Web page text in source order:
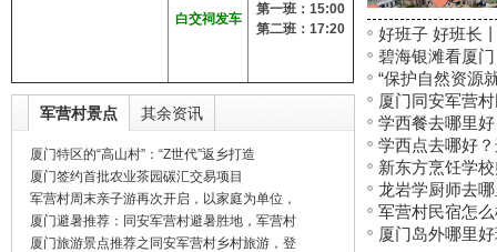
白交祠发车
第一班：15:00
第二班：17:20
军营村景点 其余资讯
厦门特区的“高山村”：“Z世代”返乡打造
厦门签约首批农业茶园碳汇交易项目
军营村周末亲子游再次开启，以家庭为单位，
厦门避暑推荐：同安军营村避暑胜地，军营村
厦门旅游景点推荐之同安军营村乡村旅游，登
好班子 好班长
碧海银滩看厦
“保护自然资源
厦门同安军营
学西餐去哪里
学西点去哪好
新东方烹饪学
龙岩学厨师去
军营村民宿怎
厦门岛外哪里